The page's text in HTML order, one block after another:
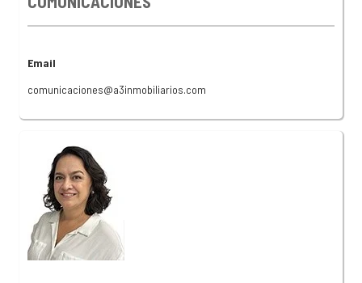
Email
comunicaciones@a3inmobiliarios.com